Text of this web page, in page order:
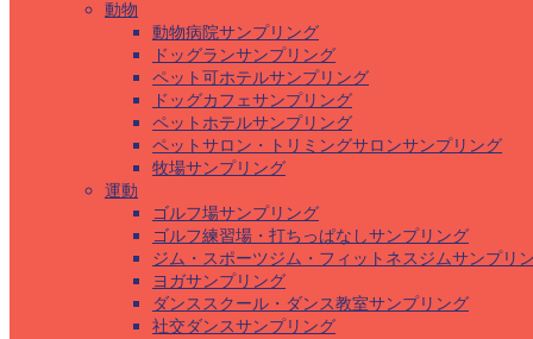
動物
動物病院サンプリング
ドッグランサンプリング
ペット可ホテルサンプリング
ドッグカフェサンプリング
ペットホテルサンプリング
ペットサロン・トリミングサロンサンプリング
牧場サンプリング
運動
ゴルフ場サンプリング
ゴルフ練習場・打ちっぱなしサンプリング
ジム・スポーツジム・フィットネスジムサンプリ
ヨガサンプリング
ダンススクール・ダンス教室サンプリング
社交ダンスサンプリング